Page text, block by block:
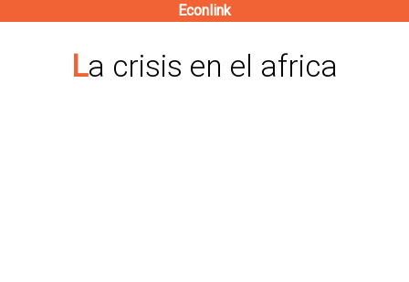
contenido
Econlink
La crisis en el africa